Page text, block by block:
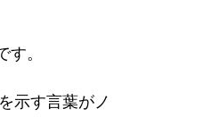
。
示す言葉がノ